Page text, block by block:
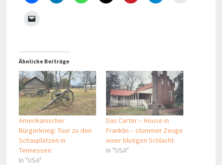
Ähnliche Beiträge
Amerikanischer
Bürgerkrieg: Tour zu den
Schauplätzen in
Tennessee
In "USA"
Das Carter – House in
Franklin – stummer Zeuge
einer blutigen Schlacht
In "USA"